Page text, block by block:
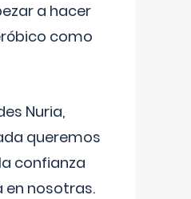
a hacer
como
Nuria,
queremos
confianza
nosotras.